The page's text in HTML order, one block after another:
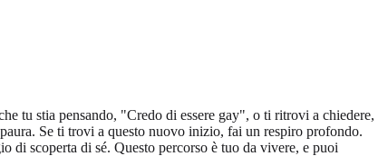
tu stia pensando, "Credo di essere gay", o ti ritrovi a chiedere,
Se ti trovi a questo nuovo inizio, fai un respiro profondo.
di scoperta di sé. Questo percorso è tuo da vivere, e puoi